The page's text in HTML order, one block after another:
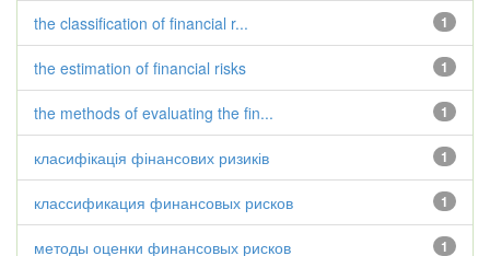
1
the classification of financial r...
1
the estimation of financial risks
1
the methods of evaluating the fin...
1
класифікація фінансових ризиків
1
классификация финансовых рисков
1
методы оценки финансовых рисков